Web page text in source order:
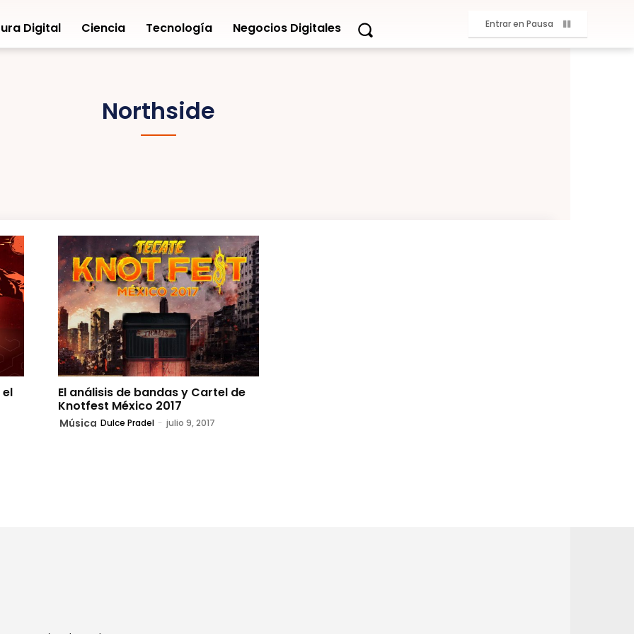
Digital Ciencia Tecnología Negocios Digitales Entrar en Pausa
Northside
El análisis de bandas y Cartel de
Knotfest México 2017
Música Dulce Pradel - julio 9, 2017